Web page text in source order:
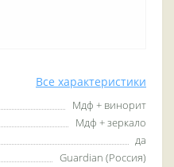
Все характеристики
Мдф + винорит
Мдф + зеркало
да
Guardian (Россия)